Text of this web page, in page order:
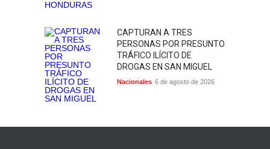
CAPTURAN A TRES
PERSONAS POR PRESUNTO
TRÁFICO ILÍCITO DE
DROGAS EN SAN MIGUEL
Nacionales 6 de agosto de 2026